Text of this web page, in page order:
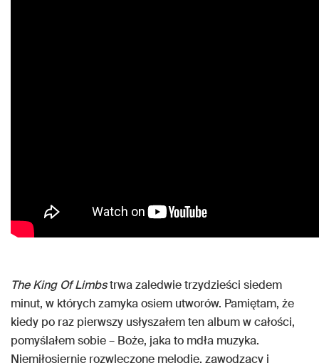
The King Of Limbstrwa zaledwie trzydzieści siedem
minut, w których zamyka osiem utworów. Pamiętam, że
kiedy po raz pierwszy usłyszałem ten album w całości,
pomyślałem sobie – Boże, jaka to mdła muzyka.
Niemiłosiernie rozwleczone melodie, zawodzący i